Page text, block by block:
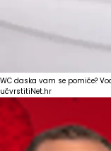
WC daska vam se pomiče?
učvrstitiNet.hr